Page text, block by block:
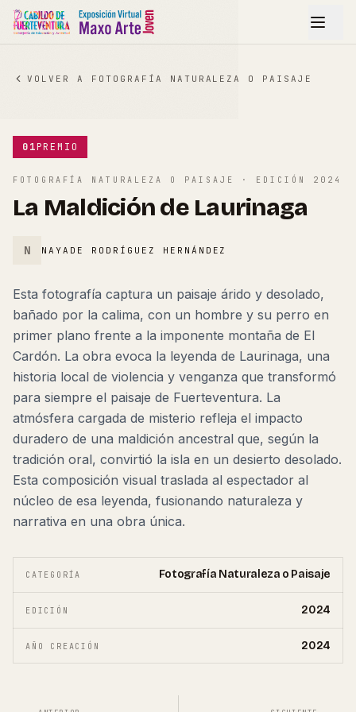
VOLVER A FOTOGRAFÍA NATURALEZA O PAISAJE
01PREMIO
FOTOGRAFÍA NATURALEZA O PAISAJE · EDICIÓN 2024
La Maldición de Laurinaga
N NAYADE RODRÍGUEZ HERNÁNDEZ
Esta fotografía captura un paisaje árido y desolado,
bañado por la calima, con un hombre y su perro en
primer plano frente a la imponente montaña de El
Cardón. La obra evoca la leyenda de Laurinaga, una
historia local de violencia y venganza que transformó
para siempre el paisaje de Fuerteventura. La
atmósfera cargada de misterio refleja el impacto
duradero de una maldición ancestral que, según la
tradición oral, convirtió la isla en un desierto desolado.
Esta composición visual traslada al espectador al
núcleo de esa leyenda, fusionando naturaleza y
narrativa en una obra única.
CATEGORÍA Fotografía Naturaleza o Paisaje
EDICIÓN 2024
AÑO CREACIÓN 2024